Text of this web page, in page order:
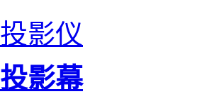
投影仪
投影幕